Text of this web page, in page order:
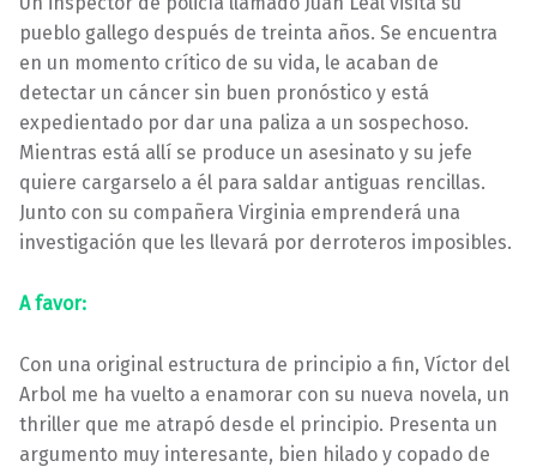
pueblo gallego después de treinta años. Se encuentra
en un momento crítico de su vida, le acaban de
detectar un cáncer sin buen pronóstico y está
expedientado por dar una paliza a un sospechoso.
Mientras está allí se produce un asesinato y su jefe
quiere cargarselo a él para saldar antiguas rencillas.
Junto con su compañera Virginia emprenderá una
investigación que les llevará por derroteros imposibles.
A favor:
Con una original estructura de principio a fin, Víctor del
Arbol me ha vuelto a enamorar con su nueva novela, un
thriller que me atrapó desde el principio. Presenta un
argumento muy interesante, bien hilado y copado de